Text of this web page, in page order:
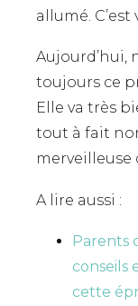
allumé.
Aujourd’hui,
toujours ce
Elle va très
tout à fait
merveilleuse
A lire aussi :
Parents
conseils
cette